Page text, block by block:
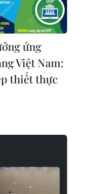
ứng
Việt Nam:
thiết thực